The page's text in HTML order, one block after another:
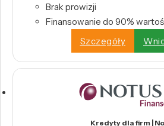
Brak prowizji
Finansowanie do 90%
Szczegóły
Kredyty dla firm |